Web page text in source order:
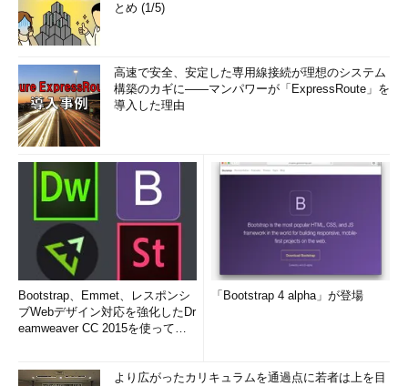
とめ (1/5)
高速で安全、安定した専用線接続が理想のシステム
構築のカギに――マンパワーが「ExpressRoute」を
導入した理由
Bootstrap、Emmet、レスポンシ
ブWebデザイン対応を強化したDr
eamweaver CC 2015を使って
「Bootstrap 4 alpha」が登場
より広がったカリキュラムを通過点に若者は上を目